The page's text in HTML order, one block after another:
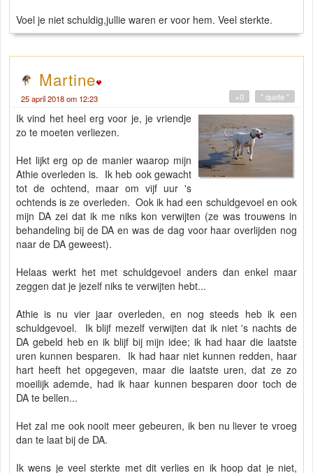
Voel je niet schuldig,jullie waren er voor hem. Veel sterkte.
Martine
25 april 2018 om 12:23 " quote "
+0
Ik vind het heel erg voor je, je vriendje
zo te moeten verliezen.
Het lijkt erg op de manier waarop mijn
Athie overleden is. Ik heb ook gewacht
tot de ochtend, maar om vijf uur 's
ochtends is ze overleden. Ook ik had een schuldgevoel en ook
mijn DA zei dat ik me niks kon verwijten (ze was trouwens in
behandeling bij de DA en was de dag voor haar overlijden nog
naar de DA geweest).
Helaas werkt het met schuldgevoel anders dan enkel maar
zeggen dat je jezelf niks te verwijten hebt...
Athie is nu vier jaar overleden, en nog steeds heb ik een
schuldgevoel. Ik blijf mezelf verwijten dat ik niet 's nachts de
DA gebeld heb en ik blijf bij mijn idee; ik had haar die laatste
uren kunnen besparen. Ik had haar niet kunnen redden, haar
hart heeft het opgegeven, maar die laatste uren, dat ze zo
moeilijk ademde, had ik haar kunnen besparen door toch de
DA te bellen...
Het zal me ook nooit meer gebeuren, ik ben nu liever te vroeg
dan te laat bij de DA.
Ik wens je veel sterkte met dit verlies en ik hoop dat je niet,